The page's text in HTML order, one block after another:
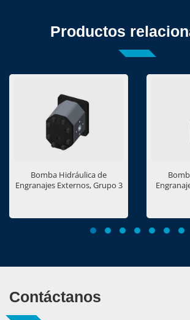
Productos
Bomba Hidráulica de
Engranajes Externos, Grupo 3
Contáctanos